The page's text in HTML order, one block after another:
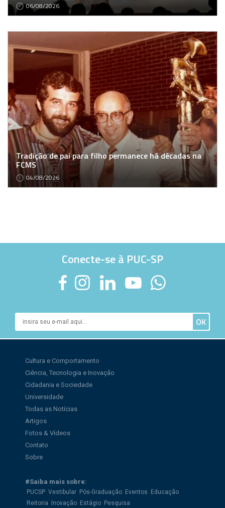
06/08/2026
Tradição de pai para filho permanece há décadas na
FCMS
04/08/2026
Conecte-se à PUC-SP
Cultura e Comportamento
Ciência, Tecnologia e Inovação
Cidadania e Sociedade
Universidade
Todas as Notícias
Artigos
Fotos & Vídeos
Contato
Sobre
#Saiba mais sobre:
PUCSP Vestibular Pós-Graduação Eventos
Educação
Reitoria
Inovação Estágio Pesquisa